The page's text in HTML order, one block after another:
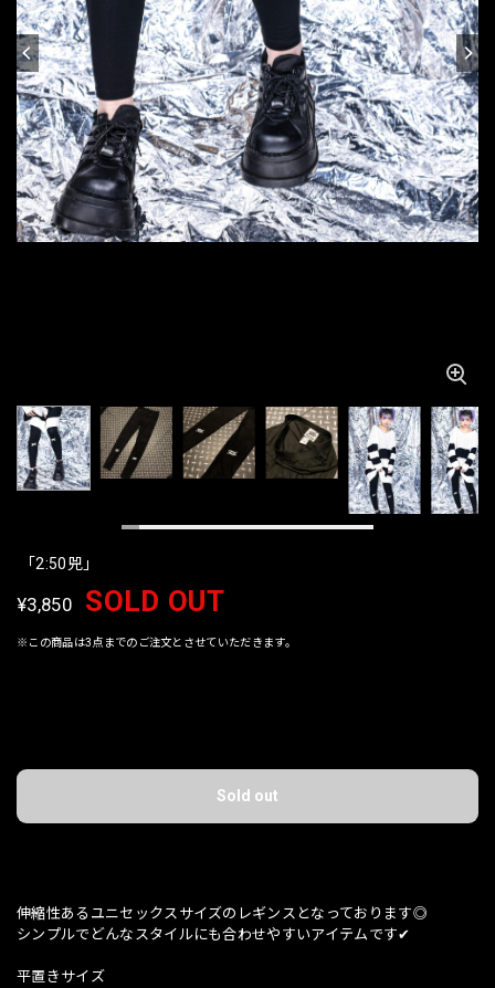
「2:50兕」
¥3,850 SOLD OUT
※この商品は3点までのご注文とさせていただきます。
Sold out
伸縮性あるユニセックスサイズのレギンスとなっております◎
シンプルでどんなスタイルにも合わせやすいアイテムです✔︎
平置きサイズ